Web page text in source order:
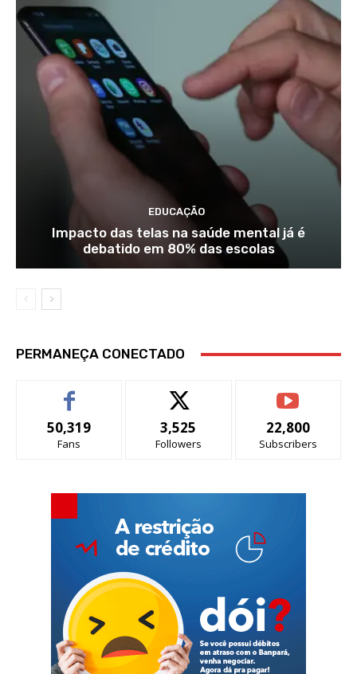
EDUCAÇÃO
Impacto das telas na saúde mental já é
debatido em 80% das escolas
PERMANEÇA CONECTADO
50,319
Fans
3,525
Followers
22,800
Subscribers